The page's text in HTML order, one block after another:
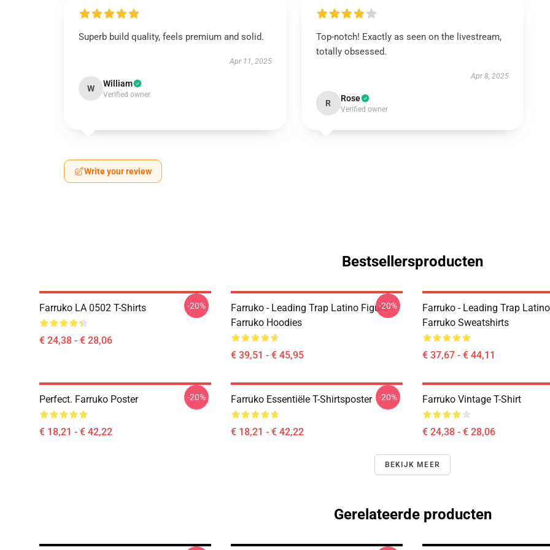
Superb build quality, feels premium and solid.
Apr 11, 2025
W William
Verified owner
Top-notch! Exactly as seen on the livestream,
totally obsessed.
Apr 8, 2025
R Rose
Verified owner
Write your review
Bestsellersproducten
Farruko LA 0502 T-Shirts
€ 24,38 - € 28,06
-20%
Farruko - Leading Trap Latino Figure
Farruko Hoodies
€ 39,51 - € 45,95
-20%
Farruko - Leading Trap
Farruko Sweatshirts
€ 37,67 - € 44,11
Perfect. Farruko Poster
€ 18,21 - € 42,22
-20% Farruko Essentiële T-Shirtsposter
€ 18,21 - € 42,22
-20% Farruko Vintage T-Shirt
€ 24,38 - € 28,06
BEKIJK MEER
Gerelateerde producten